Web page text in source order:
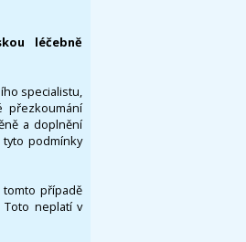
léčebně
specialistu,
přezkoumání
a doplnění
podmínky
případě
Toto neplatí v